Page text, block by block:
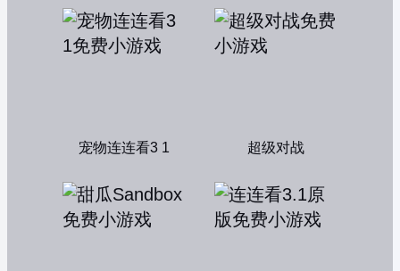
宠物连连看3 1 超级对战